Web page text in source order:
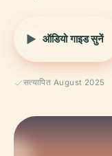
ऑडियो गाइड सुनें
सत्यापित August 2025